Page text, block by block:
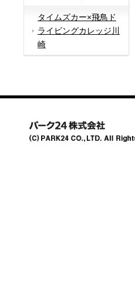
タイムズカー×飛鳥ド
ライビングカレッジ川
崎